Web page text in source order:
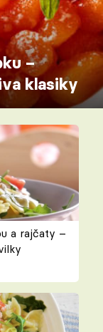
–
klasiky
a rajčaty –